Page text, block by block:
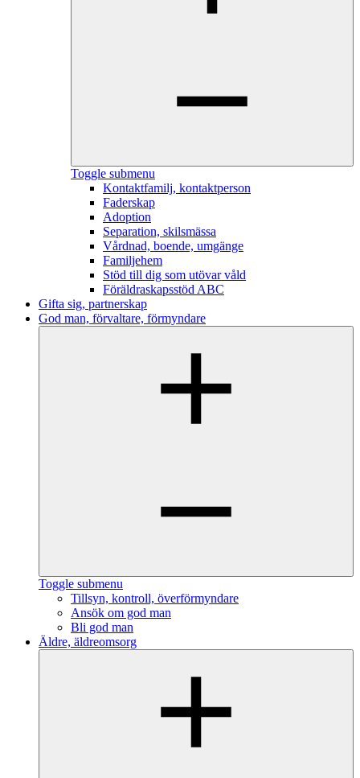
Toggle submenu
Kontaktfamilj, kontaktperson
Faderskap
Adoption
Separation, skilsmässa
Vårdnad, boende, umgänge
Familjehem
Stöd till dig som utövar våld
Föräldraskapsstöd ABC
Gifta sig, partnerskap
God man, förvaltare, förmyndare
Toggle submenu
Tillsyn, kontroll, överförmyndare
Ansök om god man
Bli god man
Äldre, äldreomsorg